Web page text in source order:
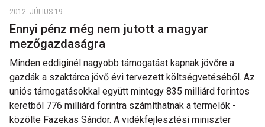
2012. JÚLIUS 19.
Ennyi pénz még nem jutott a magyar
mezőgazdaságra
Minden eddiginél nagyobb támogatást kapnak jövőre a
gazdák a szaktárca jövő évi tervezett költségvetéséből. Az
uniós támogatásokkal együtt mintegy 835 milliárd forintos
keretből 776 milliárd forintra számíthatnak a termelők -
közölte Fazekas Sándor. A vidékfejlesztési miniszter